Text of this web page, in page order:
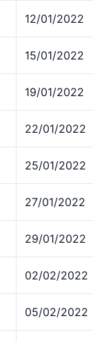
12/01/2022
15/01/2022
19/01/2022
22/01/2022
25/01/2022
27/01/2022
29/01/2022
02/02/2022
05/02/2022